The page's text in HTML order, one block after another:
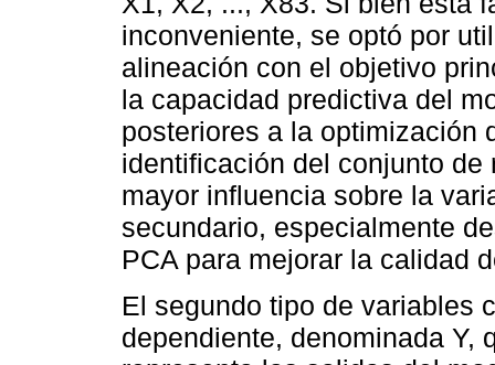
inconveniente, se optó por
alineación con el objetivo
la capacidad predictiva del
posteriores a la optimización
identificación del conjunto
mayor influencia sobre la
secundario, especialmente
PCA para mejorar la calidad
El segundo tipo de variables
dependiente, denominada Y,